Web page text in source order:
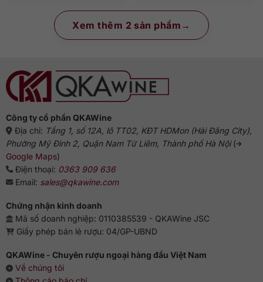
Xem thêm 2 sản phẩm
Công ty cổ phần QKAWine
Địa chỉ: Tầng 1, số 12A, lô TT02, KĐT HDMon (Hải Đăng City),
Phường Mỹ Đình 2, Quận Nam Từ Liêm, Thành phố Hà Nội(
Google Maps)
Điện thoại: 0363 909 636
Email: sales@qkawine.com
Chứng nhận kinh doanh
Mã số doanh nghiệp: 0110385539 - QKAWine JSC
Giấy phép bán lẻ rượu: 04/GP-UBND
QKAWine - Chuyên rượu ngoại hàng đầu Việt Nam
Về chúng tôi